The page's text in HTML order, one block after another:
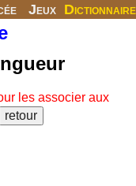
Jeux Dictionnaire
les associer aux